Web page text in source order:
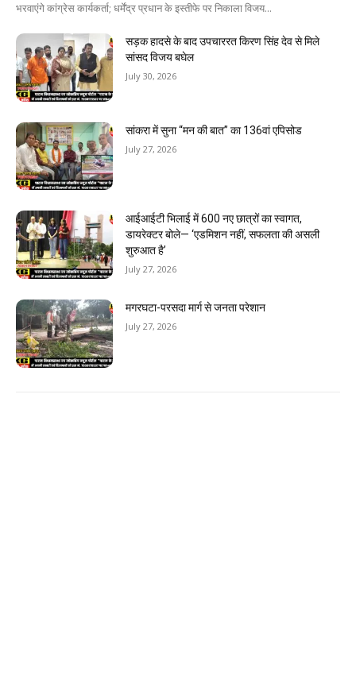
भरवाएंगे कांग्रेस कार्यकर्ता; धर्मेंद्र प्रधान के इस्तीफे पर निकाला विजय...
सड़क हादसे के बाद उपचाररत किरण सिंह देव से मिले
सांसद विजय बघेल
July 30, 2026
सांकरा में सुना “मन की बात” का 136वां एपिसोड
July 27, 2026
आईआईटी भिलाई में 600 नए छात्रों का स्वागत,
डायरेक्टर बोले— ‘एडमिशन नहीं, सफलता की असली
शुरुआत है’
July 27, 2026
मगरघटा-परसदा मार्ग से जनता परेशान
July 27, 2026